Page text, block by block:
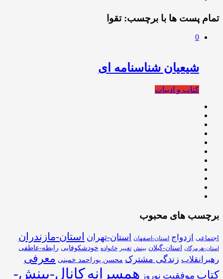
تمام پست ها با برچسب:تقوا
0
شیعیان شناسنامه ای
کتاب و ادبیات
برچسب های محبوب
اجتماعی ازدواج استان-اصفهان استان-تهران استان-مازندران
استان-هرمزگان استان-گیلان بینش تغییر خانواده خودشکوفایی رابطه-عاطفی
رهبرانقلاب زندگی مشترک محسن پوراحمد خمینی معرفی
کتاب موفقیت نوروز همسرانهکانال-بینش-